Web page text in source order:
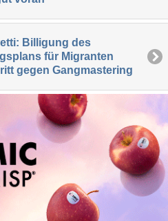
Billigung des
für Migranten
gegen Gangmastering